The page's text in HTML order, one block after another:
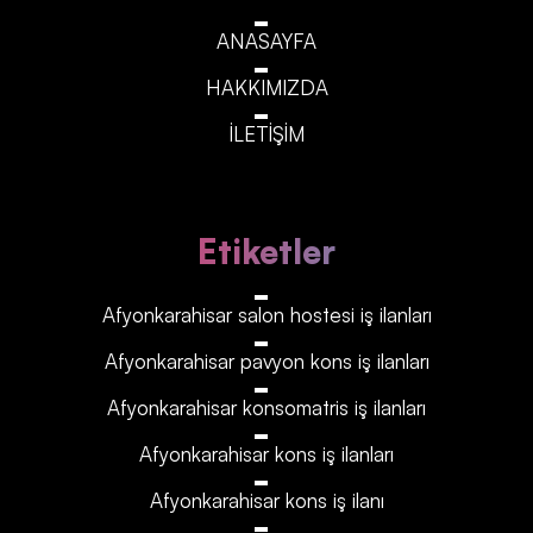
ANASAYFA
HAKKIMIZDA
İLETİŞİM
Etiketler
Afyonkarahisar‎‎‎‎ salon hostesi iş ilanları
Afyonkarahisar‎‎‎‎ pavyon kons iş ilanları
Afyonkarahisar‎‎‎‎ konsomatris iş ilanları
Afyonkarahisar‎‎‎‎ kons iş ilanları
Afyonkarahisar‎‎‎‎ kons iş ilanı